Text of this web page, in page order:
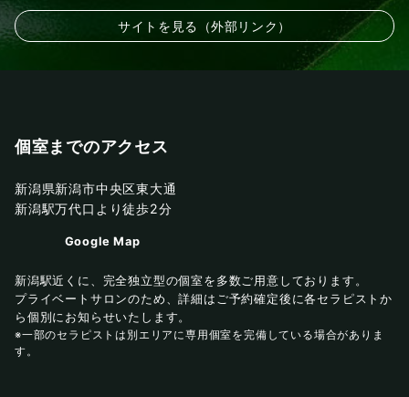
サイトを見る（外部リンク）
個室までのアクセス
新潟県新潟市中央区東大通
新潟駅万代口より徒歩2分
Google Map
新潟駅近くに、完全独立型の個室を多数ご用意しております。
プライベートサロンのため、詳細はご予約確定後に各セラピストか
ら個別にお知らせいたします。
※一部のセラピストは別エリアに専用個室を完備している場合がありま
す。